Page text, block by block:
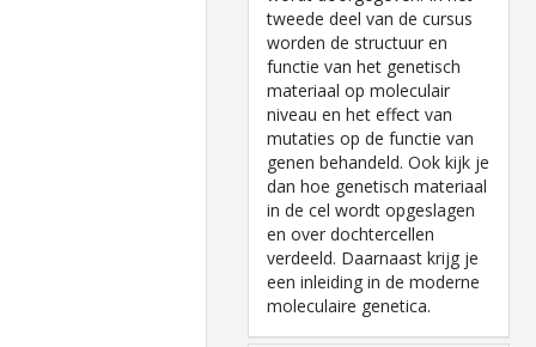
tweede deel van de cursus
worden de structuur en
functie van het genetisch
materiaal op moleculair
niveau en het effect van
mutaties op de functie van
genen behandeld. Ook kijk je
dan hoe genetisch materiaal
in de cel wordt opgeslagen
en over dochtercellen
verdeeld. Daarnaast krijg je
een inleiding in de moderne
moleculaire genetica.